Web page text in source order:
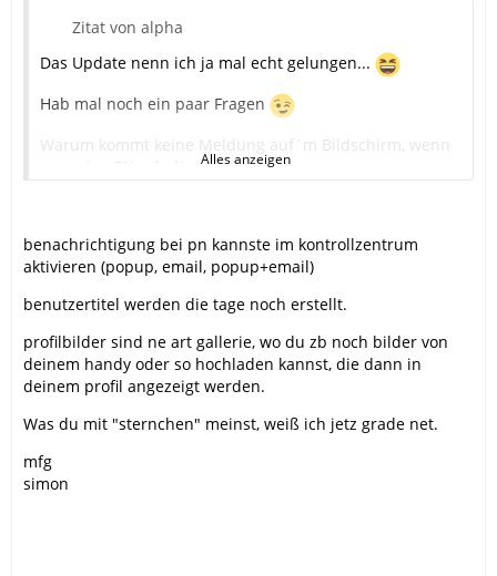
Zitat von alpha
Das Update nenn ich ja mal echt gelungen...
Hab mal noch ein paar Fragen
Warum kommt keine Meldung auf´m Bildschirm, wenn
man eine PN erhalten hat?
Was ist ein Profilbild?
Was ist mit den Sternchen passiert? Kommen die noch,
Alles anzeigen
benachrichtigung bei pn kannste im kontrollzentrum
aktivieren (popup, email, popup+email)
benutzertitel werden die tage noch erstellt.
profilbilder sind ne art gallerie, wo du zb noch bilder von
deinem handy oder so hochladen kannst, die dann in
deinem profil angezeigt werden.
Was du mit "sternchen" meinst, weiß ich jetz grade net.
mfg
simon